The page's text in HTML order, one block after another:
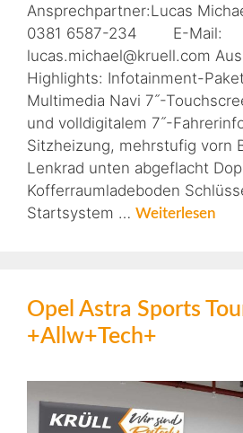
Ansprechpartner:Lucas
0381 6587-234 E-Mail:
lucas.michael@kruell.com
Highlights: Infotainment-
Multimedia Navi 7˝-
und volldigitalem 7˝-
Sitzheizung, mehrstufig vorn
Lenkrad unten abgeflacht
Kofferraumladeboden
Startsystem … Weiterlesen
Opel Astra Sports
+Allw+Tech+